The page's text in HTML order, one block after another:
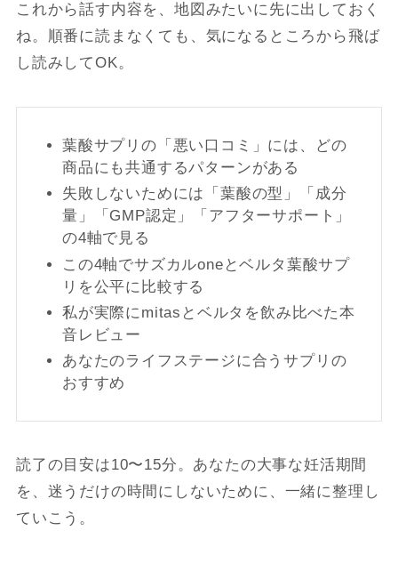
これから話す内容を、地図みたいに先に出しておく
ね。順番に読まなくても、気になるところから飛ば
し読みしてOK。
葉酸サプリの「悪い口コミ」には、どの
商品にも共通するパターンがある
失敗しないためには「葉酸の型」「成分
量」「GMP認定」「アフターサポート」
の4軸で見る
この4軸でサズカルoneとベルタ葉酸サプ
リを公平に比較する
私が実際にmitasとベルタを飲み比べた本
音レビュー
あなたのライフステージに合うサプリの
おすすめ
読了の目安は10〜15分。あなたの大事な妊活期間
を、迷うだけの時間にしないために、一緒に整理し
ていこう。